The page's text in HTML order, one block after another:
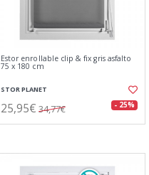
Estor enrollable clip & fix gris asfalto
75 x 180 cm
STOR PLANET
25,95€ 34,77€ - 25%